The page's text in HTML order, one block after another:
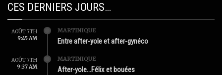
CES DERNIERS JOURS…
AOÛT 7TH
9:45 AM
MARTINIQUE
Entre after-yole et after-gynéco
AOÛT 7TH
9:37 AM
MARTINIQUE
After-yole…Félix et bouées